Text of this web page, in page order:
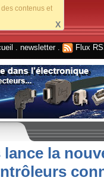
contenus et
X
newsletter. Flux
la